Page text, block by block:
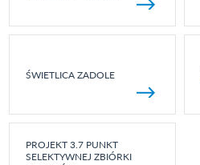
ŚWIETLICA ZADOLE
PROJEKT 3.7 PUNKT
SELEKTYWNEJ ZBIÓRKI